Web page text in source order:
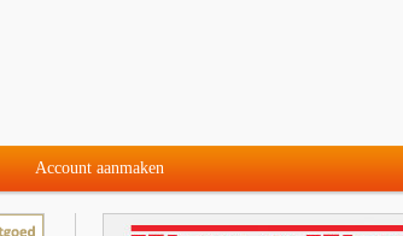
Account aanmaken